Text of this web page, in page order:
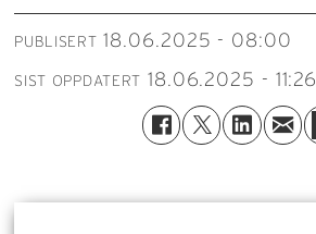
PUBLISERT 18.06.2025 - 08:00
SIST OPPDATERT 18.06.2025 - 11:26